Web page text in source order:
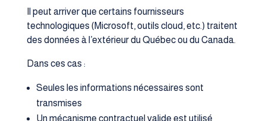
Il peut arriver que certains fournisseurs
technologiques (Microsoft, outils cloud, etc.) traitent
des données à l’extérieur du Québec ou du Canada.
Dans ces cas :
Seules les informations nécessaires sont
transmises
Un mécanisme contractuel valide est utilisé